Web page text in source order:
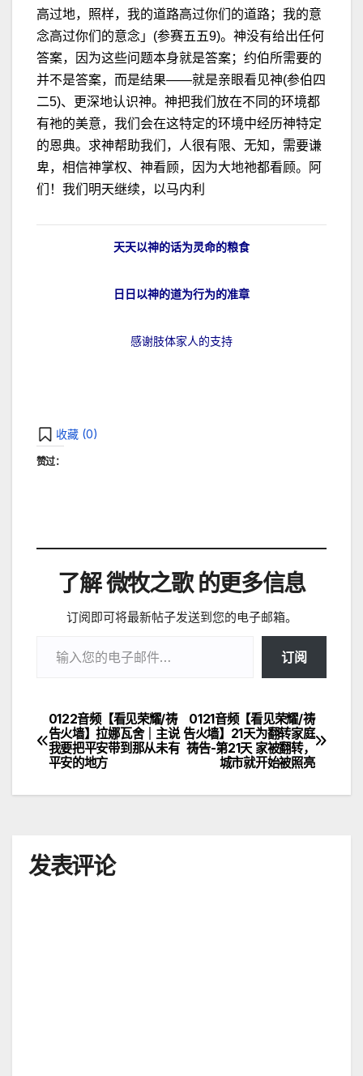
高过地，照样，我的道路高过你们的道路；我的意
念高过你们的意念」(参赛五五9)。神没有给出任何
答案，因为这些问题本身就是答案；约伯所需要的
并不是答案，而是结果——就是亲眼看见神(参伯四
二5)、更深地认识神。神把我们放在不同的环境都
有祂的美意，我们会在这特定的环境中经历神特定
的恩典。求神帮助我们，人很有限、无知，需要谦
卑，相信神掌权、神看顾，因为大地祂都看顾。阿
们！我们明天继续，以马内利
天天以神的话为灵命的粮食
日日以神的道为行为的准章
感谢肢体家人的支持
收藏 (0)
赞过：
了解 微牧之歌 的更多信息
订阅即可将最新帖子发送到您的电子邮箱。
订阅
文
章
导
0121音频【看见荣耀/祷
告火墙】21天为翻转家庭
祷告-第21天 家被翻转，
城市就开始被照亮
0122音频【看见荣耀/祷
告火墙】拉娜瓦舍｜主说
我要把平安带到那从未有
平安的地方
发表评论